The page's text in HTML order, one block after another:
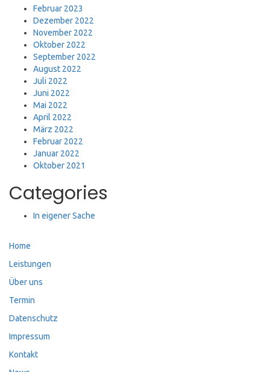
Februar 2023
Dezember 2022
November 2022
Oktober 2022
September 2022
August 2022
Juli 2022
Juni 2022
Mai 2022
April 2022
März 2022
Februar 2022
Januar 2022
Oktober 2021
Categories
In eigener Sache
Home
Leistungen
Über uns
Termin
Datenschutz
Impressum
Kontakt